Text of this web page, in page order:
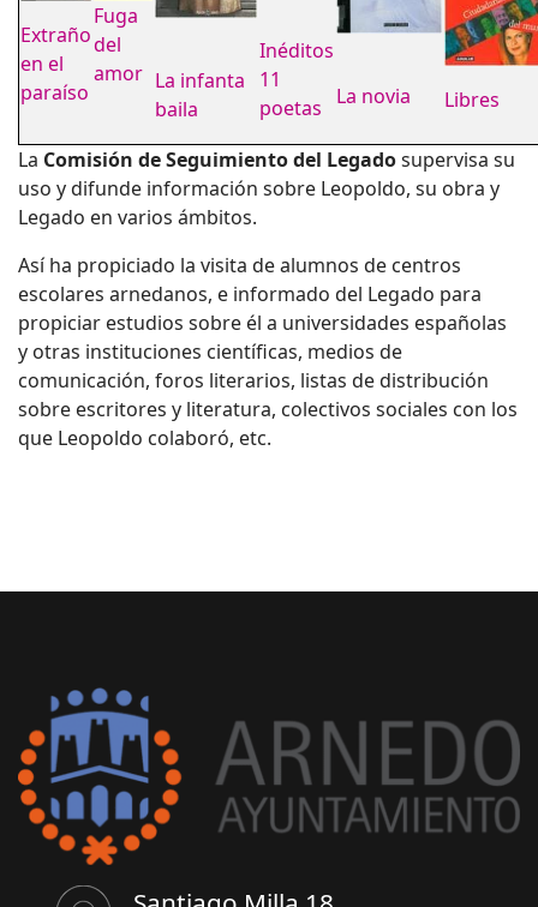
Extraño
en el
paraíso
Fuga
del
amor La infanta
baila
Inéditos
11
poetas
La novia Libres
La Comisión de Seguimiento del Legadosupervisa su
uso y difunde información sobre Leopoldo, su obra y
Legado en varios ámbitos.
Así ha propiciado la visita de alumnos de centros
escolares arnedanos, e informado del Legado para
propiciar estudios sobre él a universidades españolas
y otras instituciones científicas, medios de
comunicación, foros literarios, listas de distribución
sobre escritores y literatura, colectivos sociales con los
que Leopoldo colaboró, etc.